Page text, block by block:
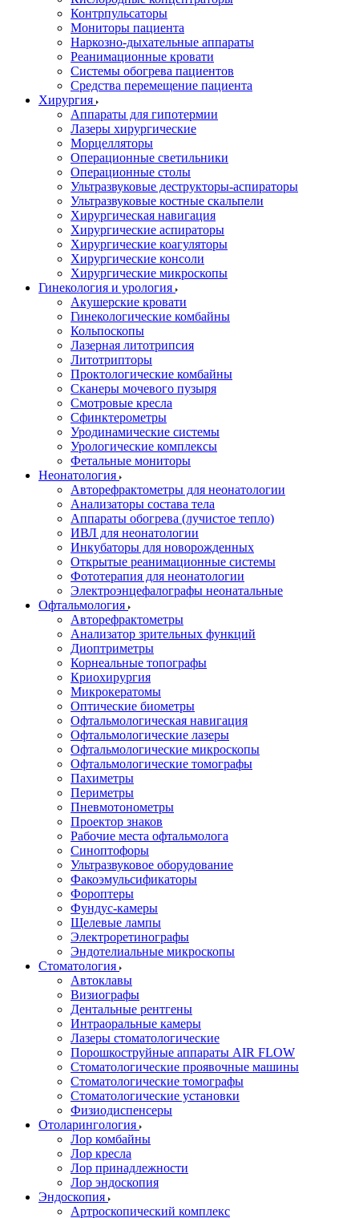
Контрпульсаторы
Мониторы пациента
Наркозно-дыхательные аппараты
Реанимационные кровати
Системы обогрева пациентов
Средства перемещение пациента
Хирургия
Аппараты для гипотермии
Лазеры хирургические
Морцелляторы
Операционные светильники
Операционные столы
Ультразвуковые деструкторы-аспираторы
Ультразвуковые костные скальпели
Хирургическая навигация
Хирургические аспираторы
Хирургические коагуляторы
Хирургические консоли
Хирургические микроскопы
Гинекология и урология
Акушерские кровати
Гинекологические комбайны
Кольпоскопы
Лазерная литотрипсия
Литотрипторы
Проктологические комбайны
Сканеры мочевого пузыря
Смотровые кресла
Сфинктерометры
Уродинамические системы
Урологические комплексы
Фетальные мониторы
Неонатология
Авторефрактометры для неонатологии
Анализаторы состава тела
Аппараты обогрева (лучистое тепло)
ИВЛ для неонатологии
Инкубаторы для новорожденных
Открытые реанимационные системы
Фототерапия для неонатологии
Электроэнцефалографы неонатальные
Офтальмология
Авторефрактометры
Анализатор зрительных функций
Диоптриметры
Корнеальные топографы
Криохирургия
Микрокератомы
Оптические биометры
Офтальмологическая навигация
Офтальмологические лазеры
Офтальмологические микроскопы
Офтальмологические томографы
Пахиметры
Периметры
Пневмотонометры
Проектор знаков
Рабочие места офтальмолога
Синоптофоры
Ультразвуковое оборудование
Факоэмульсификаторы
Фороптеры
Фундус-камеры
Щелевые лампы
Электроретинографы
Эндотелиальные микроскопы
Стоматология
Автоклавы
Визиографы
Дентальные рентгены
Интраоральные камеры
Лазеры стоматологические
Порошкоструйные аппараты AIR FLOW
Стоматологические проявочные машины
Стоматологические томографы
Стоматологические установки
Физиодиспенсеры
Отоларингология
Лор комбайны
Лор кресла
Лор принадлежности
Лор эндоскопия
Эндоскопия
Артроскопический комплекс